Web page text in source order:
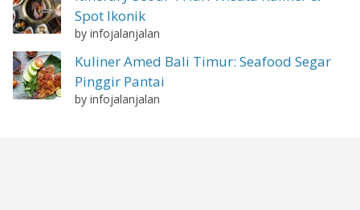
Spot Ikonik
by infojalanjalan
Kuliner Amed Bali Timur: Seafood Segar
Pinggir Pantai
by infojalanjalan